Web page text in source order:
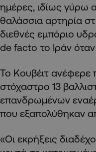
ημέρες, ιδίως γύρω
θαλάσσια αρτηρία
διεθνές εμπόριο
de facto το Ιράν
Το Κουβέιτ
στόχαστρο 13
επανδρωμένων
που εξαπολύθηκαν
«Οι εκρήξεις